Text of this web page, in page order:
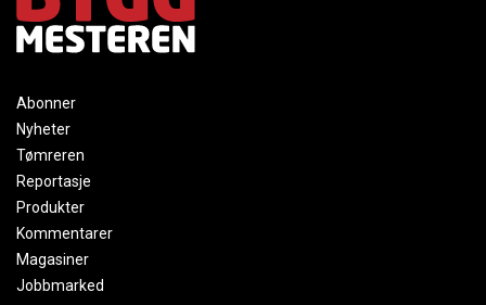
Abonner
Nyheter
Tømreren
Reportasje
Produkter
Kommentarer
Magasiner
Jobbmarked